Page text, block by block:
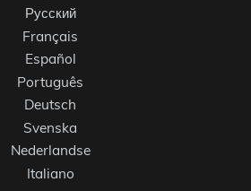
Русский
Français
Español
Português
Deutsch
Svenska
Nederlandse
Italiano